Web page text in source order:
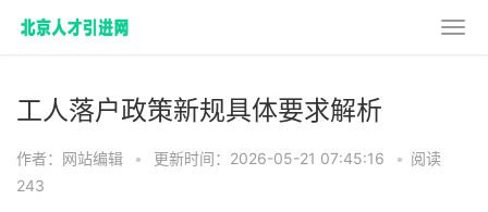
工人落户政策新规具体要求解析
作者：网站编辑 • 更新时间：2026-05-21 07:45:16 • 阅读
243